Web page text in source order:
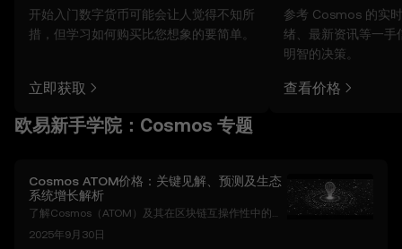
开始入门数字货币可能会让人觉得不知所
措，但学习如何购买比您想象的要简单。
立即获取
参考 Cosmos 的实
绪、最新资讯等一手
明智的决策。
查看价格
欧易新手学院：Cosmos 专题
Cosmos ATOM价格：关键见解、预测及生态
系统增长解析
了解Cosmos（ATOM）及其在区块链互操作性中的作
用 Cosmos（ATOM）是一个旨在解决加密货币行业最
紧迫挑战之一——互操作性的问题的区块链平台。通过
2025年9月30日